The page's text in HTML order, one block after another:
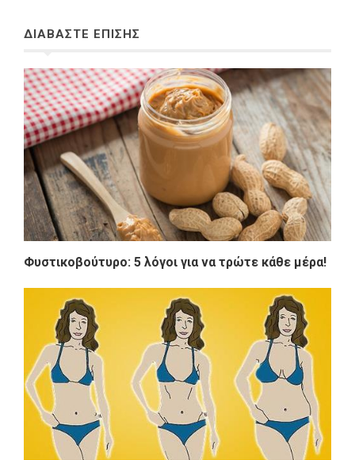
ΔΙΑΒΑΣΤΕ ΕΠΙΣΗΣ
Φυστικοβούτυρο: 5 λόγοι για να τρώτε κάθε μέρα!